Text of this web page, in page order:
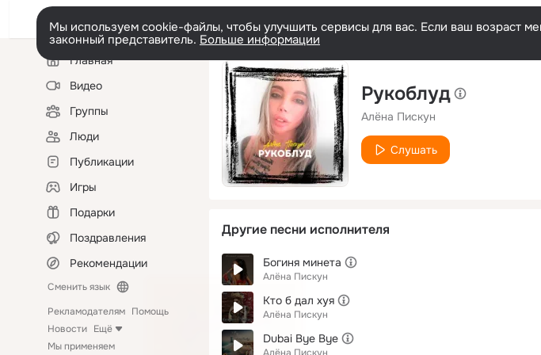
Мы используем cookie-файлы, чтобы улучшить сервисы для вас. Если ваш возраст
законный представитель. Больше информации
Левая
колонкаГлавная
Видео
Группы
Люди
Публикации
Игры
Подарки
Поздравления
Рекомендации
Сменить язык
Рекламодателям Помощь
Новости Ещё
Мы применяем
Рукоблуд
Алёна Пискун
Слушать
Другие песни исполнителя
Богиня минета
Алёна Пискун
Кто б дал хуя
Алёна Пискун
Dubai Bye Bye